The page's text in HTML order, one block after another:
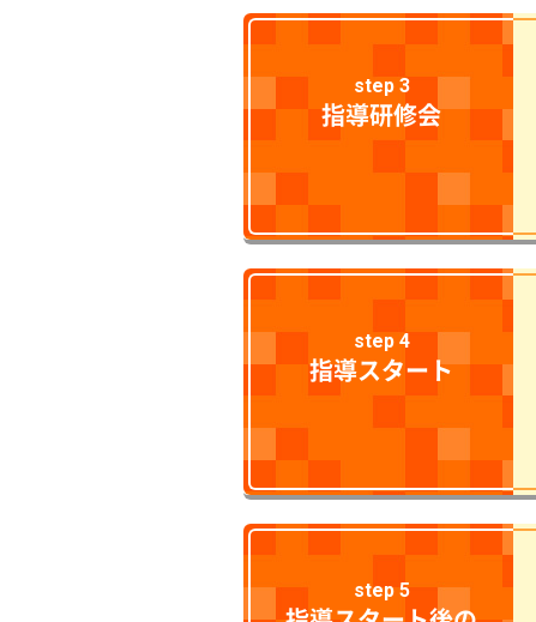
step 3
指導研修会
step 4
指導スタート
step 5